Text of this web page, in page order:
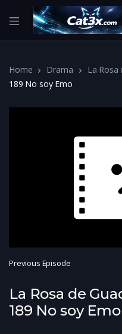
Home Drama La Rosa
189 No soy Emo
Previous Episode
La Rosa de
189 No soy Emo